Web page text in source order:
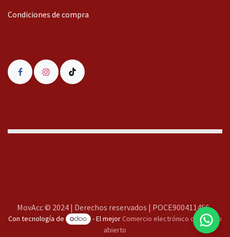
Condiciones de compra
MovAcc © 2024 | Derechos reservados | POCE9004114S6
Con tecnología de - El mejor Comercio electrónico de código
abierto
MovAcc
Te responderemos lo antes posible